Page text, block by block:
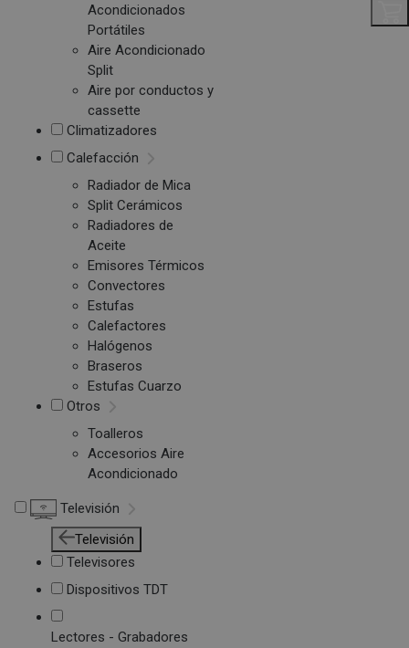
Acondicionados
Portátiles
Aire Acondicionado
Split
Aire por conductos y
cassette
Climatizadores
Calefacción
Radiador de Mica
Split Cerámicos
Radiadores de
Aceite
Emisores Térmicos
Convectores
Estufas
Calefactores
Halógenos
Braseros
Estufas Cuarzo
Otros
Toalleros
Accesorios Aire
Acondicionado
Televisión
Televisión
Televisores
Dispositivos TDT
Lectores - Grabadores